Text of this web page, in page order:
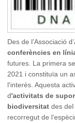
Des de l’Associació
conferències en
futures. La primera
2021 i constituïa un
l'interès. Aquesta
d'activitats de
biodiversitat des
recorregut de